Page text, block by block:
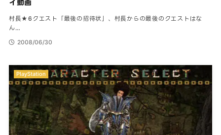
イ動画
村長★6クエスト「最後の招待状」、村長からの最後のクエストはな
ん…
2008/06/30
PlayStation